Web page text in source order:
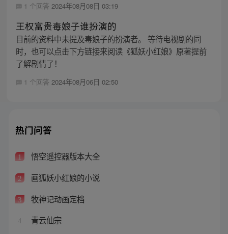
1 个回答 2024年08月08日 03:19
王权富贵毒娘子谁扮演的
目前的资料中未提及毒娘子的扮演者。 等待电视剧的同
时，也可以点击下方链接来阅读《狐妖小红娘》原著提前
了解剧情了！
1 个回答 2024年08月06日 02:50
热门问答
1 悟空遥控器版本大全
2 画狐妖小红娘的小说
3 牧神记动画定档
4 青云仙宗